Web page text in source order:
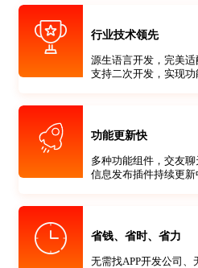
行业技术领先
源生语言开发，完美适
支持二次开发，实现功
功能更新快
多种功能组件，交友聊
信息发布插件持续更新
省钱、省时、省力
无需找APP开发公司、